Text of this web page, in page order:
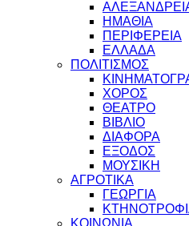
ΗΜΑΘΙΑ
ΠΕΡΙΦΕΡΕΙΑ
ΕΛΛΑΔΑ
ΠΟΛΙΤΙΣΜΟΣ
ΧΟΡΟΣ
ΘΕΑΤΡΟ
ΒΙΒΛΙΟ
ΔΙΑΦΟΡΑ
ΕΞΟΔΟΣ
ΜΟΥΣΙΚΗ
ΑΓΡΟΤΙΚΑ
ΓΕΩΡΓΙΑ
ΚΟΙΝΩΝΙΑ